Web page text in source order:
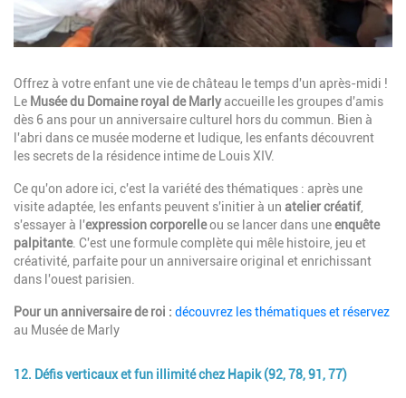
Description
Offrez à votre enfant une vie de château le temps d'un après-midi !
Le Musée du Domaine royal de Marlyaccueille les groupes d'amis
dès 6 ans pour un anniversaire culturel hors du commun. Bien à
l'abri dans ce musée moderne et ludique, les enfants découvrent
les secrets de la résidence intime de Louis XIV.
Ce qu'on adore ici, c'est la variété des thématiques : après une
visite adaptée, les enfants peuvent s'initier à un atelier créatif,
s'essayer à l'expression corporelleou se lancer dans uneenquête
palpitante. C'est une formule complète qui mêle histoire, jeu et
créativité, parfaite pour un anniversaire original et enrichissant
dans l'ouest parisien.
Pour un anniversaire de roi : découvrez les thématiques et réservez
au Musée de Marly
12. Défis verticaux et fun illimité chez Hapik (92, 78, 91, 77)